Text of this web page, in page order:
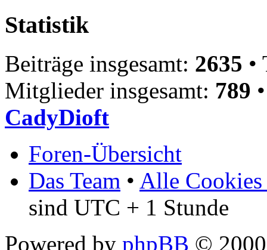
Statistik
Beiträge insgesamt: 2635 •
Mitglieder insgesamt: 789
CadyDioft
Foren-Übersicht
Das Team • Alle Cookies
sind UTC + 1 Stunde
Powered by phpBB ©